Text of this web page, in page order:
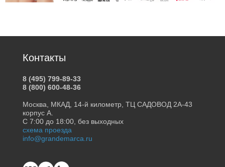
Контакты
8 (495) 799-89-33
8 (800) 600-48-36
Москва, МКАД, 14-й километр, ТЦ САДОВОД 2А-43
корпус А.
С 7:00 до 18:00, без выходных
схема проезда
info@grandemarca.ru